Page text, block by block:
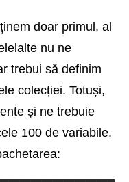
doar primul, al
nu ne
trebui să definim
colecției. Totuși,
și ne trebuie
100 de variabile.